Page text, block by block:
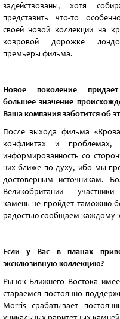
задействованы, хотя
представить что-то
своей новой коллекции на
ковровой дорожке
премьеры фильма.
Новое поколение
большее значение
Ваша компания заботится об
После выхода фильма
конфликтах и
информированность со
них ближе по духу, ибо мы
достоверным источникам.
Великобритании –
камень не пройдет таможню
радостью сообщаем каждому
Если у Вас в планах
эксклюзивную коллекцию?
Рынок Ближнего Востока
стараемся постоянно
Morris срабатывает